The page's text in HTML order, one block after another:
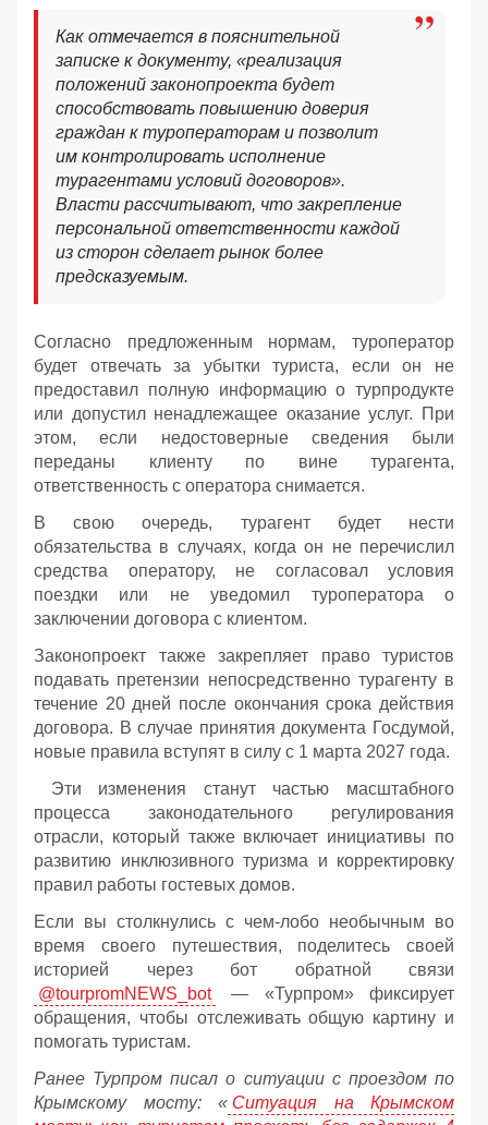
Как отмечается в пояснительной
записке к документу, «реализация
положений законопроекта будет
способствовать повышению доверия
граждан к туроператорам и позволит
им контролировать исполнение
турагентами условий договоров».
Власти рассчитывают, что закрепление
персональной ответственности каждой
из сторон сделает рынок более
предсказуемым.
Согласно предложенным нормам, туроператор
будет отвечать за убытки туриста, если он не
предоставил полную информацию о турпродукте
или допустил ненадлежащее оказание услуг. При
этом, если недостоверные сведения были
переданы клиенту по вине турагента,
ответственность с оператора снимается.
В свою очередь, турагент будет нести
обязательства в случаях, когда он не перечислил
средства оператору, не согласовал условия
поездки или не уведомил туроператора о
заключении договора с клиентом.
Законопроект также закрепляет право туристов
подавать претензии непосредственно турагенту в
течение 20 дней после окончания срока действия
договора. В случае принятия документа Госдумой,
новые правила вступят в силу с 1 марта 2027 года.
Эти изменения станут частью масштабного
процесса законодательного регулирования
отрасли, который также включает инициативы по
развитию инклюзивного туризма и корректировку
правил работы гостевых домов.
Если вы столкнулись с чем-лобо необычным во
время своего путешествия, поделитесь своей
историей через бот обратной связи
@tourpromNEWS_bot
— «Турпром» фиксирует
обращения, чтобы отслеживать общую картину и
помогать туристам.
Ранее Турпром писал о ситуации с проездом по
Крымскому мосту: « Ситуация на Крымском